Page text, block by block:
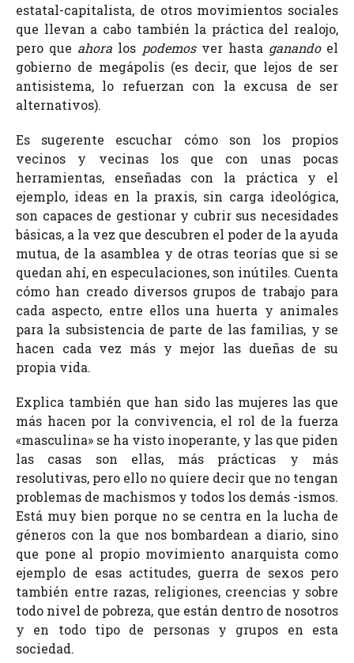
estatal-capitalista, de otros movimientos sociales
que llevan a cabo también la práctica del realojo,
pero que ahora los podemosver hasta ganandoel
gobierno de megápolis (es decir, que lejos de ser
antisistema, lo refuerzan con la excusa de ser
alternativos).
Es sugerente escuchar cómo son los propios
vecinos y vecinas los que con unas pocas
herramientas, enseñadas con la práctica y el
ejemplo, ideas en la praxis, sin carga ideológica,
son capaces de gestionar y cubrir sus necesidades
básicas, a la vez que descubren el poder de la ayuda
mutua, de la asamblea y de otras teorías que si se
quedan ahí, en especulaciones, son inútiles. Cuenta
cómo han creado diversos grupos de trabajo para
cada aspecto, entre ellos una huerta y animales
para la subsistencia de parte de las familias, y se
hacen cada vez más y mejor las dueñas de su
propia vida.
Explica también que han sido las mujeres las que
más hacen por la convivencia, el rol de la fuerza
«masculina» se ha visto inoperante, y las que piden
las casas son ellas, más prácticas y más
resolutivas, pero ello no quiere decir que no tengan
problemas de machismos y todos los demás -ismos.
Está muy bien porque no se centra en la lucha de
géneros con la que nos bombardean a diario, sino
que pone al propio movimiento anarquista como
ejemplo de esas actitudes, guerra de sexos pero
también entre razas, religiones, creencias y sobre
todo nivel de pobreza, que están dentro de nosotros
y en todo tipo de personas y grupos en esta
sociedad.